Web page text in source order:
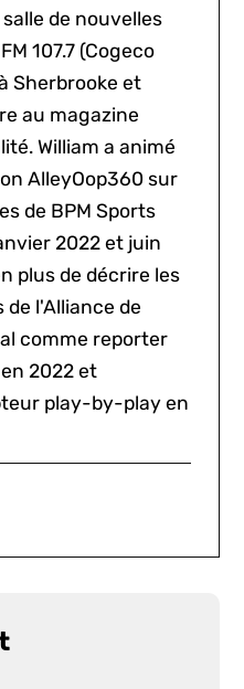
de nouvelles
107.7 (Cogeco
Sherbrooke et
au magazine
William a animé
AlleyOop360 sur
de BPM Sports
2022 et juin
plus de décrire les
de l'Alliance de
comme reporter
2022 et
play-by-play en